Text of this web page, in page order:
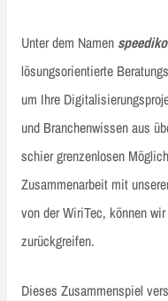
Unter dem Namen
lösungsorientierte
um Ihre
und Branchenwissen aus
schier grenzenlosen
Zusammenarbeit mit
von der WiriTec, können
zurückgreifen.
Dieses Zusammenspiel